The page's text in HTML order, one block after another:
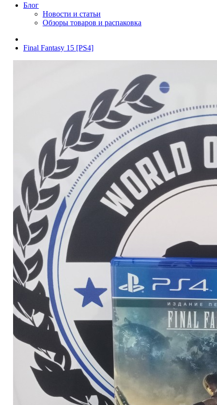
Блог
Новости и статьи
Обзоры товаров и распаковка
Final Fantasy 15 [PS4]